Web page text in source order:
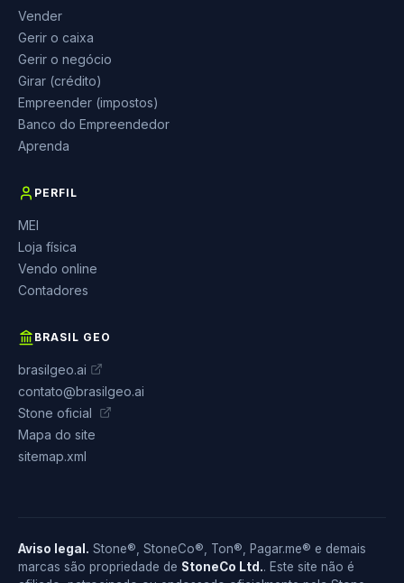
Vender
Gerir o caixa
Gerir o negócio
Girar (crédito)
Empreender (impostos)
Banco do Empreendedor
Aprenda
PERFIL
MEI
Loja física
Vendo online
Contadores
BRASIL GEO
brasilgeo.ai
contato@brasilgeo.ai
Stone oficial
Mapa do site
sitemap.xml
Aviso legal. Stone®, StoneCo®, Ton®, Pagar.me® e demais
marcas são propriedade de StoneCo Ltd.. Este site não é